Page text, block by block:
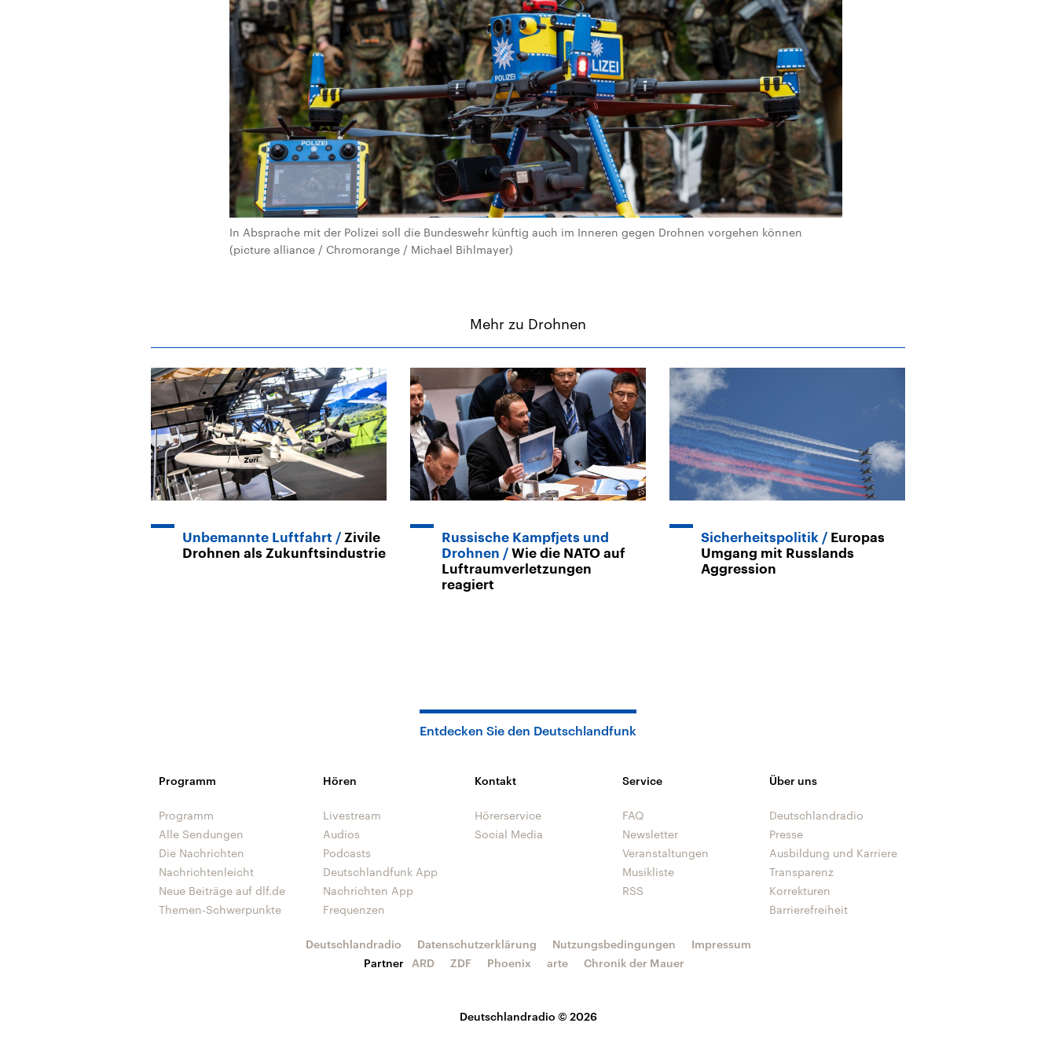
In Absprache mit der Polizei soll die Bundeswehr künftig auch im Inneren gegen Drohnen vorgehen können
(picture alliance / Chromorange / Michael Bihlmayer)
Mehr zu Drohnen
Unbemannte Luftfahrt
Zivile
Drohnen als Zukunftsindustrie
Russische Kampfjets und
Drohnen
Wie die NATO auf
Luftraumverletzungen
reagiert
Sicherheitspolitik
Europas
Umgang mit Russlands
Aggression
Entdecken Sie den Deutschlandfunk
Programm
Programm
Alle Sendungen
Die Nachrichten
Nachrichtenleicht
Neue Beiträge auf dlf.de
Themen-Schwerpunkte
Hören
Livestream
Audios
Podcasts
Deutschlandfunk App
Nachrichten App
Frequenzen
Kontakt
Hörerservice
Social Media
Service
FAQ
Newsletter
Veranstaltungen
Musikliste
RSS
Über uns
Deutschlandradio
Presse
Ausbildung und Karriere
Transparenz
Korrekturen
Barrierefreiheit
Deutschlandradio © 2026
Deutschlandradio Datenschutzerklärung Nutzungsbedingungen
Impressum
Partner
ARD ZDF Phoenix arte Chronik der Mauer